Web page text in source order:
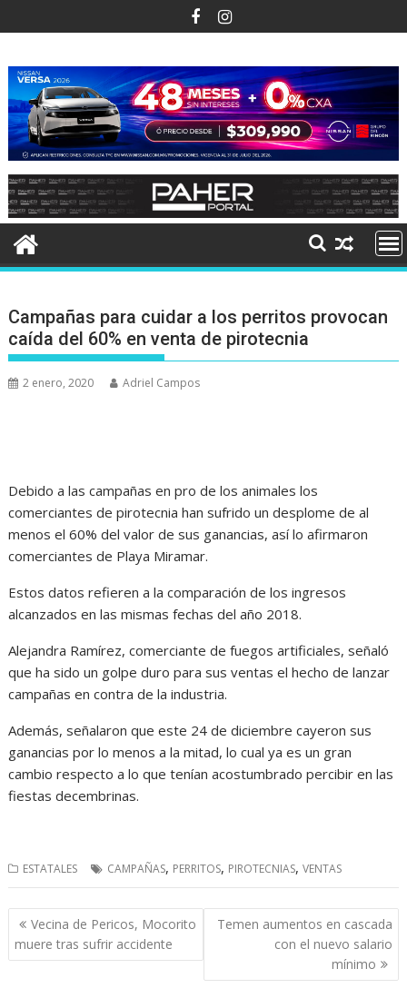
al
Campañas para cuidar a los perritos provocan
caída del 60% en venta de pirotecnia
2 enero, 2020 Adriel Campos
Debido a las campañas en pro de los animales los
comerciantes de pirotecnia han sufrido un desplome de al
menos el 60% del valor de sus ganancias, así lo afirmaron
comerciantes de Playa Miramar.
Estos datos refieren a la comparación de los ingresos
alcanzados en las mismas fechas del año 2018.
Alejandra Ramírez, comerciante de fuegos artificiales, señaló
que ha sido un golpe duro para sus ventas el hecho de lanzar
campañas en contra de la industria.
Además, señalaron que este 24 de diciembre cayeron sus
ganancias por lo menos a la mitad, lo cual ya es un gran
cambio respecto a lo que tenían acostumbrado percibir en las
fiestas decembrinas.
ESTATALES CAMPAÑAS, PERRITOS, PIROTECNIAS,VENTAS
Navegación
de
entradas
Vecina de Pericos, Mocorito
muere tras sufrir accidente
Temen aumentos en cascada
con el nuevo salario
mínimo